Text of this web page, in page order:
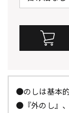
●のしは基本
●『外のし』